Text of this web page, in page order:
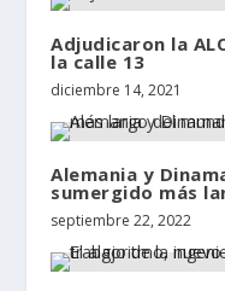
Adjudicaron la
la calle 13
diciembre 14, 2021
Alemania y
sumergido más
septiembre 22, 2022